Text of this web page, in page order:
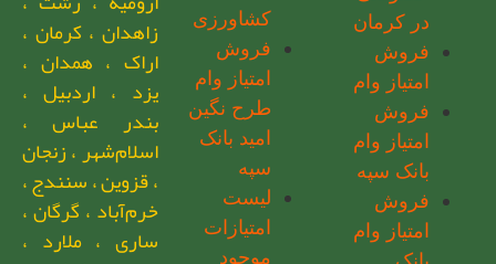
در کرمان
فروش
امتیاز وام
فروش
امتیاز وام
بانک سپه
فروش
امتیاز وام
کشاورزی
فروش
امتیاز وام
طرح نگین
امید بانک
سپه
لیست
امتیازات
موجود
زاهدان ، کرمان ،
اراک ، همدان ،
یزد ، اردبیل ،
بندر عباس ،
اسلام‌شهر ، زنجان
، قزوین ، سنندج ،
خرم‌آباد ، گرگان ،
ساری ، ملارد ،